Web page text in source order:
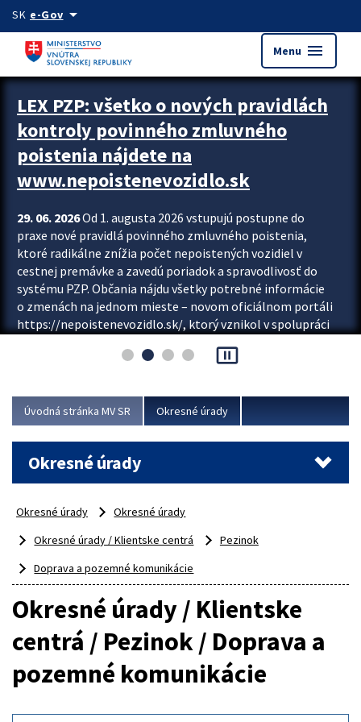
Preskocit na hlavný obsah
SK e-Govarrow_drop_down
Menu menu
Zastavit automatický posun upútavok
LEX PZP: všetko o nových pravidlách
kontroly povinného zmluvného
poistenia nájdete na
www.nepoistenevozidlo.sk
29. 06. 2026Od 1. augusta 2026 vstupujú postupne do
praxe nové pravidlá povinného zmluvného poistenia,
ktoré radikálne znížia počet nepoistených vozidiel v
cestnej premávke a zavedú poriadok a spravodlivosť do
systému PZP. Občania nájdu všetky potrebné informácie
o zmenách na jednom mieste – novom oficiálnom portáli
https://nepoistenevozidlo.sk/, ktorý vznikol v spolupráci
asociácie poisťovní (SLASPO) a Ministerstva vnútra SR.
Viac
pause_presentation
Úvodná stránka MV SR Okresné úrady
Okresné úrady
Okresné úrady
Okresné úrady
Okresné úrady / Klientske centrá
Pezinok
Doprava a pozemné komunikácie
Okresné úrady / Klientske
centrá / Pezinok / Doprava a
pozemné komunikácie